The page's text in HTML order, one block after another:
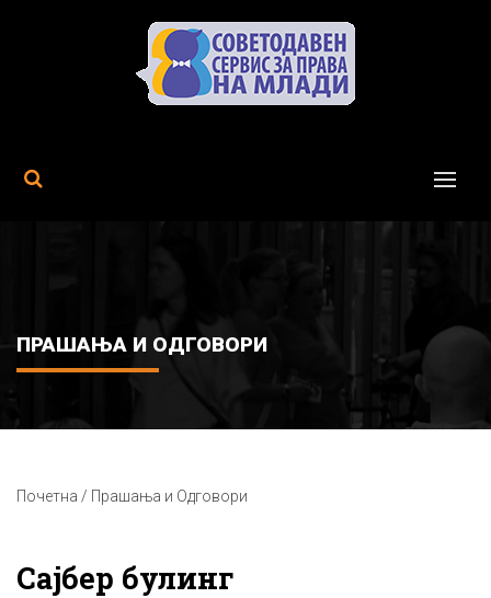
MENU
ПРАШАЊА И ОДГОВОРИ
Почетна / Прашања и Одговори
Сајбер булинг